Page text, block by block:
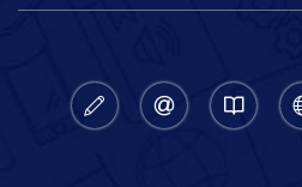
zapisy email bakalar